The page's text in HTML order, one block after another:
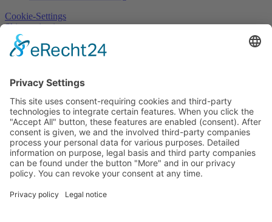
Cookie-Settings
Skip navigation
Site notice
Data privacy
Cookie-Settings
Skip navigation
Aktuelles
Karriere
Kontakt
Struck Wohnungsunternehmen
Hauptstraße 70